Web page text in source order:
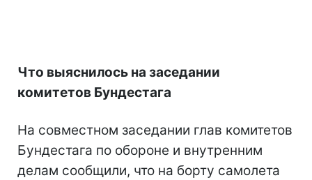
Что выяснилось на заседании
комитетов Бундестага
На совместном заседании глав комитетов
Бундестага по обороне и внутренним
делам сообщили, что на борту самолета